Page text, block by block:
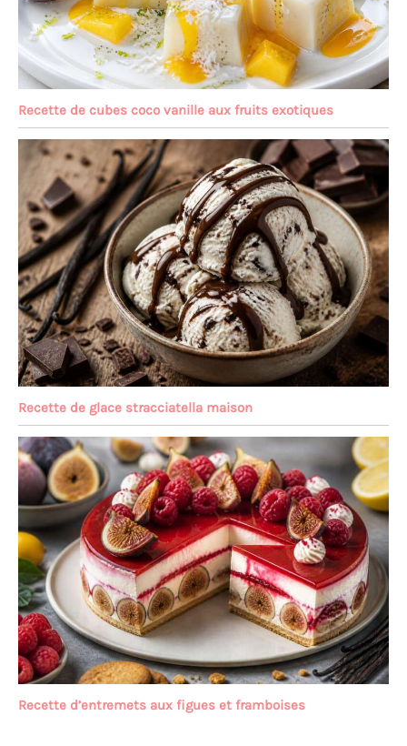
Recette de cubes coco vanille aux fruits exotiques
Recette de glace stracciatella maison
Recette d’entremets aux figues et framboises